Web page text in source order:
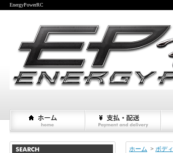
EnergyPowerRC
ホーム > ボデ